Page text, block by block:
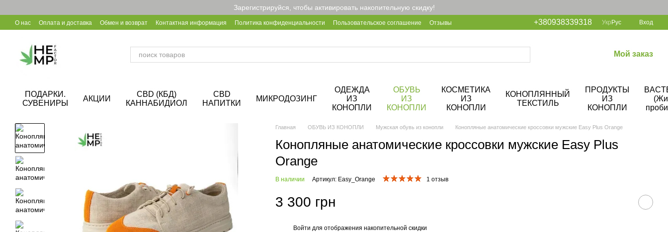
Зарегистрируйся, чтобы активировать накопительную скидку!
О нас Оплата и доставка Обмен и возврат Контактная информация Политика конфиденциальности Пользовательское соглашение
Отзывы
+380938339318 Укр Рус Вход
Мой заказ
ПОДАРКИ.
СУВЕНИРЫ
АКЦИИ
CBD (КБД)
КАННАБИДИОЛ
CBD
НАПИТКИ
МИКРОДОЗИНГ
ОДЕЖДА
ИЗ
КОНОПЛИ
ОБУВЬ
ИЗ
КОНОПЛИ
КОСМЕТИКА
ИЗ
КОНОПЛИ
КОНОПЛЯННЫЙ
ТЕКСТИЛЬ
ПРОДУКТЫ
ИЗ
КОНОПЛИ
Главная ОБУВЬ ИЗ КОНОПЛИ Мужская обувь из конопли Конопляные анатомические кроссовки мужские Easy Plus Orange
Конопляные анатомические кроссовки мужские Easy Plus
Orange
В наличии Артикул: Easy_Orange 1 отзыв
3 300 грн
Войти для отображения накопительной скидки